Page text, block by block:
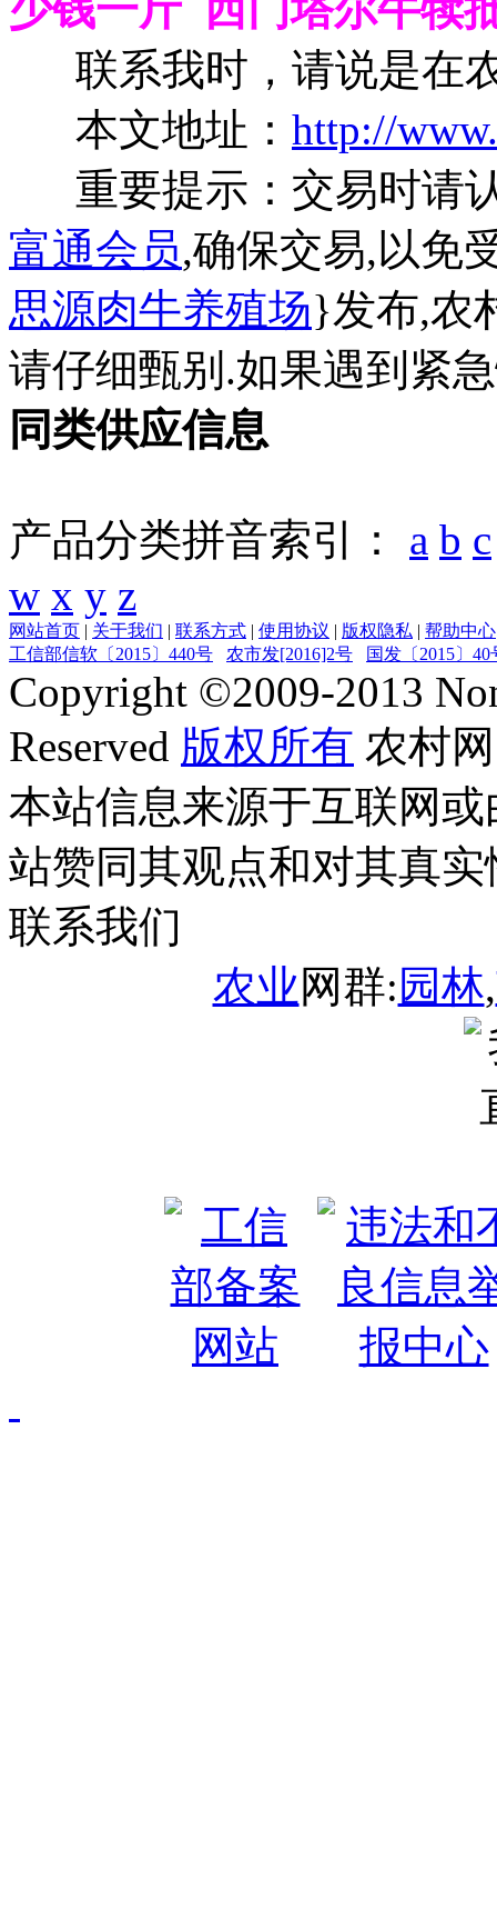
联系我时，请说是在
本文地址： http://
重要提示：交易时请
富通会员,确保交易,以免
思源肉牛养殖场}发布,农
请仔细甄别.如果遇到紧
同类供应信息
产品分类拼音索引： a b c
w x y z
网站首页 | 关于我们 | 联系方式 | 使用协议 | 版权隐私 | 帮助中心
工信部信软〔2015〕440号
农市发[2016]2号 国发〔2015〕40
Copyright ©2009-2013
Reserved 版权所有 农村网
本站信息来源于互联网
站赞同其观点和对其真
联系我们
农业网群: 园林,